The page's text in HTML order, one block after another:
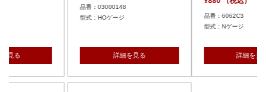
を見る
品番：6062C3
詳細を見る